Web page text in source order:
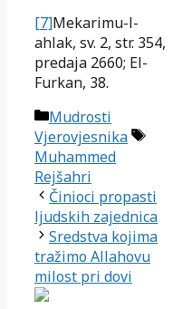
[7]Mekarimu-l-
ahlak, sv. 2, str. 354,
predaja 2660; El-
Furkan, 38.
Kategorije
Mudrosti
Vjerovjesnika
Oznake
Muhammed
Rejšahri
Činioci propasti
ljudskih zajednica
Sredstva kojima
tražimo Allahovu
milost pri dovi